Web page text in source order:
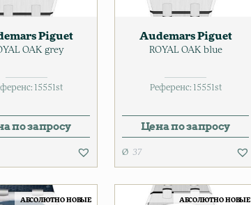
Piguet
OAK grey
15551st
по запросу
Audemars Piguet
ROYAL OAK blue
Референс: 15551st
Цена по запросу
37
АБСОЛЮТНО НОВЫЕ АБСОЛЮТНО НОВЫЕ